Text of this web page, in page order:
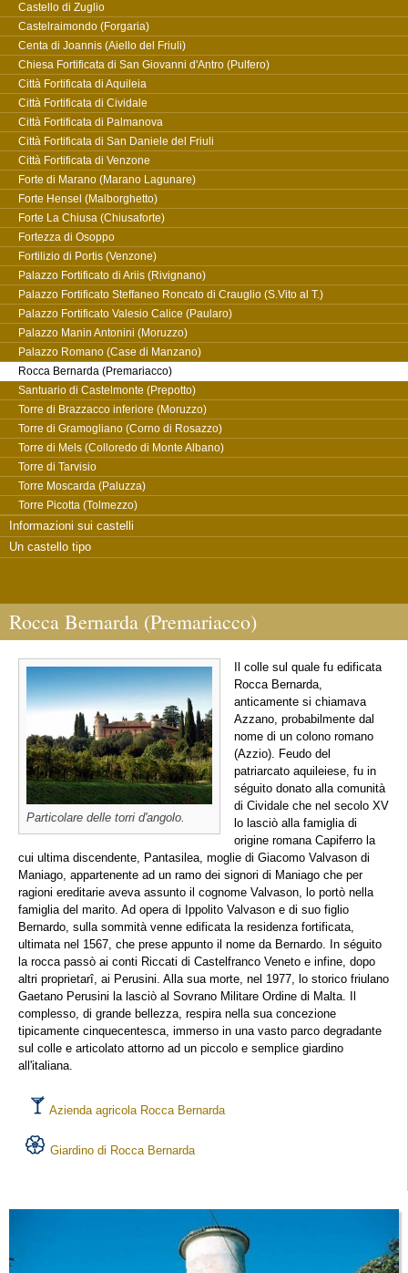
Castello di Zuglio
Castelraimondo (Forgaria)
Centa di Joannis (Aiello del Friuli)
Chiesa Fortificata di San Giovanni d'Antro (Pulfero)
Città Fortificata di Aquileia
Città Fortificata di Cividale
Città Fortificata di Palmanova
Città Fortificata di San Daniele del Friuli
Città Fortificata di Venzone
Forte di Marano (Marano Lagunare)
Forte Hensel (Malborghetto)
Forte La Chiusa (Chiusaforte)
Fortezza di Osoppo
Fortilizio di Portis (Venzone)
Palazzo Fortificato di Ariis (Rivignano)
Palazzo Fortificato Steffaneo Roncato di Crauglio (S.Vito al T.)
Palazzo Fortificato Valesio Calice (Paularo)
Palazzo Manin Antonini (Moruzzo)
Palazzo Romano (Case di Manzano)
Rocca Bernarda (Premariacco)
Santuario di Castelmonte (Prepotto)
Torre di Brazzacco inferiore (Moruzzo)
Torre di Gramogliano (Corno di Rosazzo)
Torre di Mels (Colloredo di Monte Albano)
Torre di Tarvisio
Torre Moscarda (Paluzza)
Torre Picotta (Tolmezzo)
Informazioni sui castelli
Un castello tipo
Rocca Bernarda (Premariacco)
Particolare delle torri d'angolo.
Il colle sul quale fu edificata
Rocca Bernarda,
anticamente si chiamava
Azzano, probabilmente dal
nome di un colono romano
(Azzio). Feudo del
patriarcato aquileiese, fu in
séguito donato alla comunità
di Cividale che nel secolo XV
lo lasciò alla famiglia di
origine romana Capiferro la
cui ultima discendente, Pantasilea, moglie di Giacomo Valvason di
Maniago, appartenente ad un ramo dei signori di Maniago che per
ragioni ereditarie aveva assunto il cognome Valvason, lo portò nella
famiglia del marito. Ad opera di Ippolito Valvason e di suo figlio
Bernardo, sulla sommità venne edificata la residenza fortificata,
ultimata nel 1567, che prese appunto il nome da Bernardo. In séguito
la rocca passò ai conti Riccati di Castelfranco Veneto e infine, dopo
altri proprietarî, ai Perusini. Alla sua morte, nel 1977, lo storico friulano
Gaetano Perusini la lasciò al Sovrano Militare Ordine di Malta. Il
complesso, di grande bellezza, respira nella sua concezione
tipicamente cinquecentesca, immerso in una vasto parco degradante
sul colle e articolato attorno ad un piccolo e semplice giardino
all'italiana.
Azienda agricola Rocca Bernarda
Giardino di Rocca Bernarda